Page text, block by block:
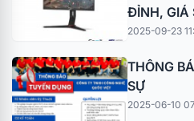
ĐỈNH, GIÁ
2025-09-23
THÔNG
SỰ
2025-06-10